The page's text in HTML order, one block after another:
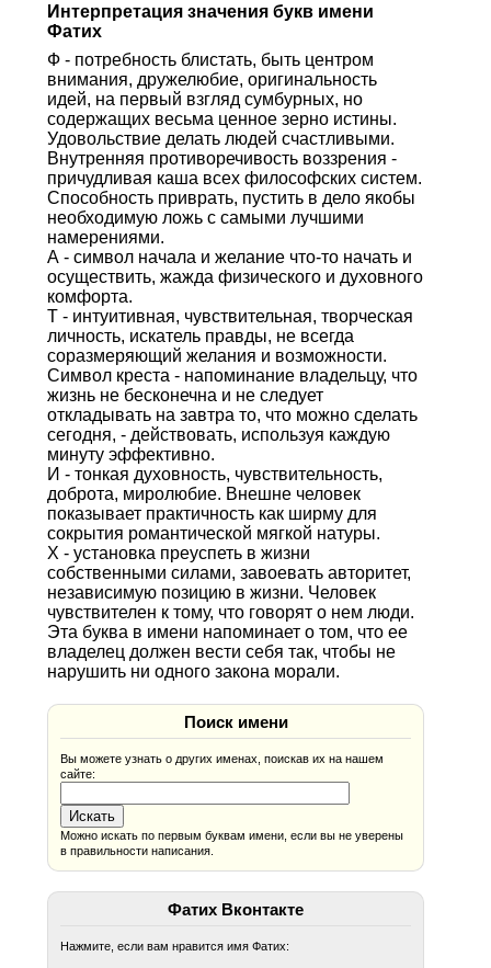
Интерпретация значения букв имени
Фатих
Ф - потребность блистать, быть центром
внимания, дружелюбие, оригинальность
идей, на первый взгляд сумбурных, но
содержащих весьма ценное зерно истины.
Удовольствие делать людей счастливыми.
Внутренняя противоречивость воззрения -
причудливая каша всех философских систем.
Способность приврать, пустить в дело якобы
необходимую ложь с самыми лучшими
намерениями.
А - символ начала и желание что-то начать и
осуществить, жажда физического и духовного
комфорта.
Т - интуитивная, чувствительная, творческая
личность, искатель правды, не всегда
соразмеряющий желания и возможности.
Символ креста - напоминание владельцу, что
жизнь не бесконечна и не следует
откладывать на завтра то, что можно сделать
сегодня, - действовать, используя каждую
минуту эффективно.
И - тонкая духовность, чувствительность,
доброта, миролюбие. Внешне человек
показывает практичность как ширму для
сокрытия романтической мягкой натуры.
Х - установка преуспеть в жизни
собственными силами, завоевать авторитет,
независимую позицию в жизни. Человек
чувствителен к тому, что говорят о нем люди.
Эта буква в имени напоминает о том, что ее
владелец должен вести себя так, чтобы не
нарушить ни одного закона морали.
Поиск имени
Вы можете узнать о других именах, поискав их на нашем
сайте:
Можно искать по первым буквам имени, если вы не уверены
в правильности написания.
Фатих Вконтакте
Нажмите, если вам нравится имя Фатих: